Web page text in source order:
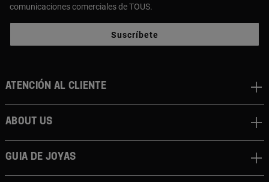
comunicaciones comerciales de TOUS.
Suscríbete
Atención al cliente
About us
Guia de joyas